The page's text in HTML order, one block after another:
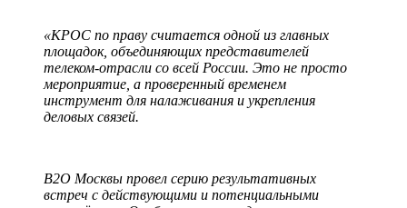
«КРОС по праву считается одной из главных
площадок, объединяющих представителей
телеком-отрасли со всей России. Это не просто
мероприятие, а проверенный временем
инструмент для налаживания и укрепления
деловых связей.
В2О Москвы провел серию результативных
встреч с действующими и потенциальными